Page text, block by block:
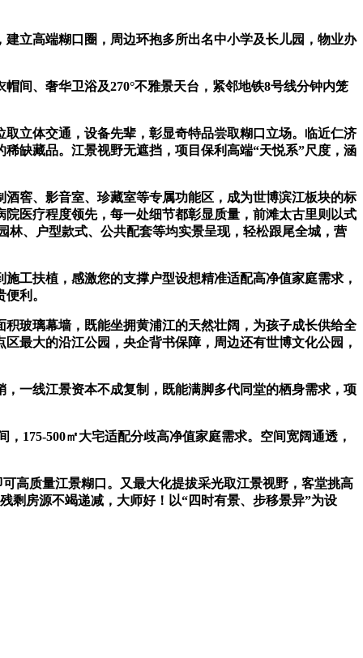
立高端糊口圈，周边环抱多所出名中小学及长儿园，物业办
、奢华卫浴及270°不雅景天台，紧邻地铁8号线分钟内笼
立体交通，设备先辈，彰显奇特品尝取糊口立场。临近仁济
缺藏品。江景视野无遮挡，项目保利高端“天悦系”尺度，涵
窖、影音室、珍藏室等专属功能区，成为世博滨江板块的标
医疗程度领先，每一处细节都彰显质量，前滩太古里则以式
、户型款式、公共配套等均实景呈现，轻松跟尾全城，营
扶植，感激您的支撑户型设想精准适配高净值家庭需求，
利。
玻璃幕墙，既能坐拥黄浦江的天然壮阔，为孩子成长供给全
最大的沿江公园，央企背书保障，周边还有世博文化公园，
一线江景资本不成复制，既能满脚多代同堂的栖身需求，项
500㎡大宅适配分歧高净值家庭需求。空间宽阔通透，
质量江景糊口。又最大化提拔采光取江景视野，客堂挑高
剩房源不竭递减，大师好！以“四时有景、步移景异”为设